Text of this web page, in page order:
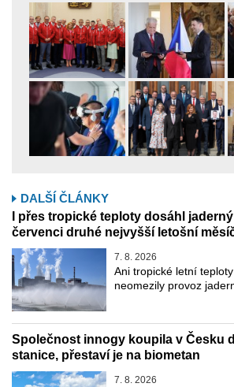
DALŠÍ ČLÁNKY
I přes tropické teploty dosáhl
červenci druhé nejvyšší letošní
7. 8. 2026
Ani tropické letní
neomezily provoz
Společnost innogy koupila v Česku
stanice, přestaví je na biometan
7. 8. 2026